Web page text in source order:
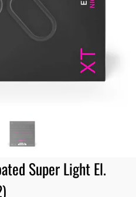
Super Light El.